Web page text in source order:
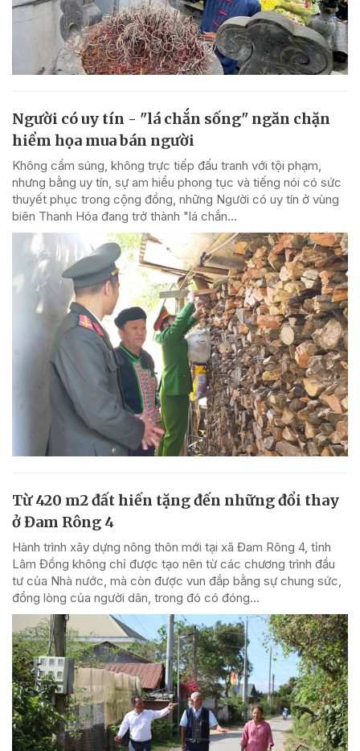
Người có uy tín - "lá chắn sống" ngăn chặn
hiểm họa mua bán người
Không cầm súng, không trực tiếp đấu tranh với tội phạm,
nhưng bằng uy tín, sự am hiểu phong tục và tiếng nói có sức
thuyết phục trong cộng đồng, những Người có uy tín ở vùng
biên Thanh Hóa đang trở thành "lá chắn...
Từ 420 m2 đất hiến tặng đến những đổi thay
ở Đam Rông 4
Hành trình xây dựng nông thôn mới tại xã Đam Rông 4, tỉnh
Lâm Đồng không chỉ được tạo nên từ các chương trình đầu
tư của Nhà nước, mà còn được vun đắp bằng sự chung sức,
đồng lòng của người dân, trong đó có đóng...